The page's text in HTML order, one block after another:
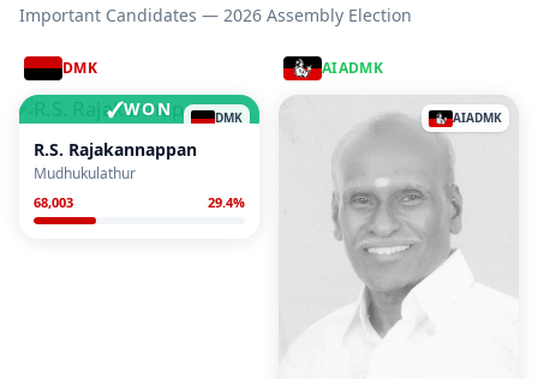
Important Candidates — 2026 Assembly Election
DMK
✓WON DMK
R.S. Rajakannappan
Mudhukulathur
68,003 29.4%
AIADMK
AIADMK